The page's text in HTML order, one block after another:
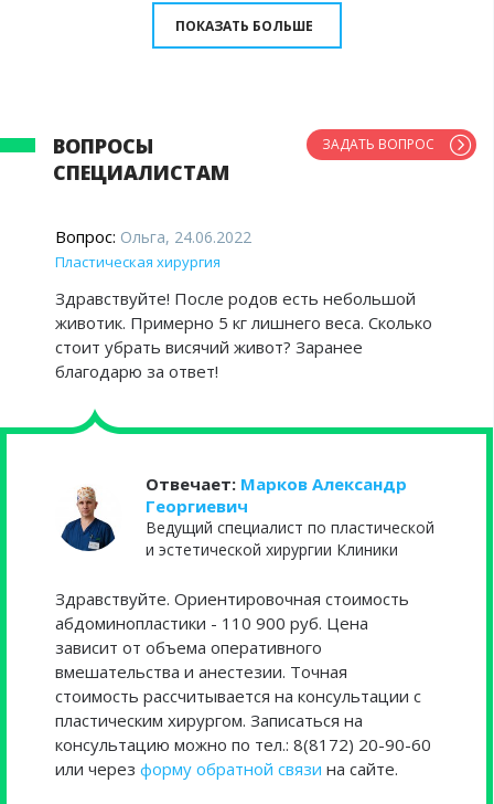
ПОКАЗАТЬ БОЛЬШЕ
ВОПРОСЫ
СПЕЦИАЛИСТАМ
ЗАДАТЬ ВОПРОС
Вопрос: Ольга, 24.06.2022
Пластическая хирургия
Здравствуйте! После родов есть небольшой
животик. Примерно 5 кг лишнего веса. Сколько
стоит убрать висячий живот? Заранее
благодарю за ответ!
Отвечает: Марков Александр
Георгиевич
Ведущий специалист по пластической
и эстетической хирургии Клиники
Здравствуйте. Ориентировочная стоимость
абдоминопластики - 110 900 руб. Цена
зависит от объема оперативного
вмешательства и анестезии. Точная
стоимость рассчитывается на консультации с
пластическим хирургом. Записаться на
консультацию можно по тел.: 8(8172) 20-90-60
или через форму обратной связи на сайте.